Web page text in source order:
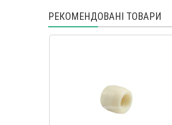
РЕКОМЕНДОВАНІ ТОВАРИ